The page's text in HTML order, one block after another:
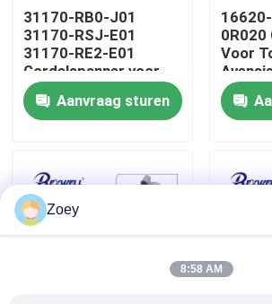
Fabriekstour
Kwaliteitscontrole
Neem contact met ons op
Nieuws
gevallen
31170-RB0-J01
31170-RSJ-E01
31170-RE2-E01
Gordelspanner voor
Honda Jazz City Civic
Aanvraag sturen
0R020
Voor
Zoey
8:58 AM